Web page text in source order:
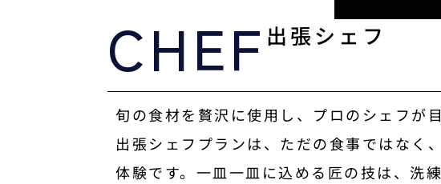
CHEF 出張シェフ
旬の食材を贅沢に使用し、プロのシェフが
出張シェフプランは、ただの食事ではなく
体験です。一皿一皿に込める匠の技は、洗